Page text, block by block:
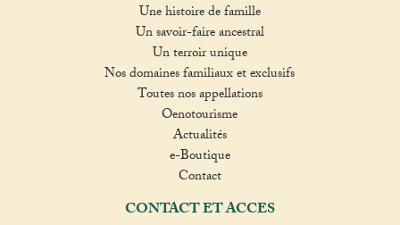
Une histoire de famille
Un savoir-faire ancestral
Un terroir unique
Nos domaines familiaux et exclusifs
Toutes nos appellations
Oenotourisme
Actualités
e-Boutique
Contact
CONTACT ET ACCES